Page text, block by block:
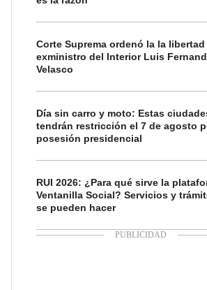
Corte Suprema ordenó la la libertad
exministro del Interior Luis
Velasco
Día sin carro y moto: Estas
tendrán restricción el 7 de agosto
posesión presidencial
RUI 2026: ¿Para qué sirve la
Ventanilla Social? Servicios y
se pueden hacer